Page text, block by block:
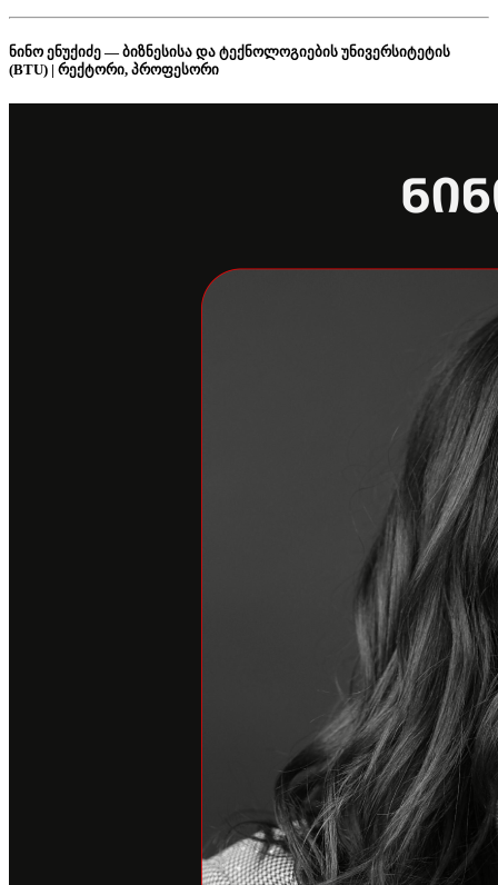
ნინო ენუქიძე — ბიზნესისა და ტექნოლოგიების უნივერსიტეტის
(BTU) | რექტორი, პროფესორი